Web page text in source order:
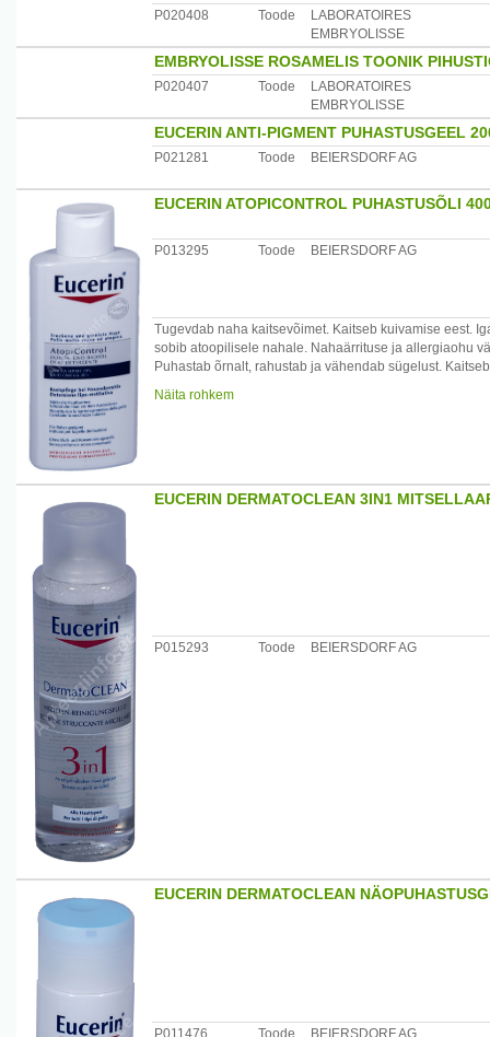
P020408 Toode
LABORATOIRES
EMBRYOLISSE
EMBRYOLISSE ROSAMELIS TOONIK
P020407 Toode
LABORATOIRES
EMBRYOLISSE
EUCERIN ANTI-PIGMENT PUHASTUSGEEL
P021281 Toode BEIERSDORF AG
EUCERIN ATOPICONTROL PUHASTUSÕLI
P013295 Toode BEIERSDORF AG
Tugevdab naha kaitsevõimet. Kaitseb kuivamise eest.
sobib atoopilisele nahale. Nahaärrituse ja allergiaohu
Puhastab õrnalt, rahustab ja vähendab sügelust.
Kasutamine: Kandke Eucerin Atopicontrol puhastusõli
Näita rohkem
EUCERIN DERMATOCLEAN 3IN1
P015293 Toode BEIERSDORF AG
EUCERIN DERMATOCLEAN
P011476 Toode BEIERSDORF AG